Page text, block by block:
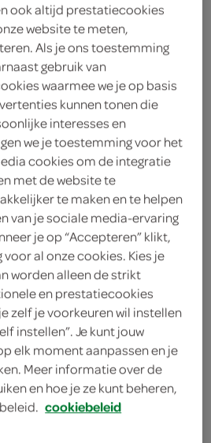
99 kies je SPAR
voedende gel
Milliliter
79 kies je SPAR
Nivea bodymilk verzorgend
Milliliter
99 kies je SPAR
Dove Body Lotion
ook altijd prestatiecookies
website te meten,
Als je ons toestemming
gebruik van
waarmee we je op basis
kunnen tonen die
interesses en
we je toestemming voor het
cookies om de integratie
met de website te
te maken en te helpen
van je sociale media-ervaring
je op “Accepteren” klikt,
al onze cookies. Kies je
worden alleen de strikt
en prestatiecookies
zelf je voorkeuren wil instellen
instellen”. Je kunt jouw
elk moment aanpassen en je
Meer informatie over de
en hoe je ze kunt beheren,
cookiebeleid